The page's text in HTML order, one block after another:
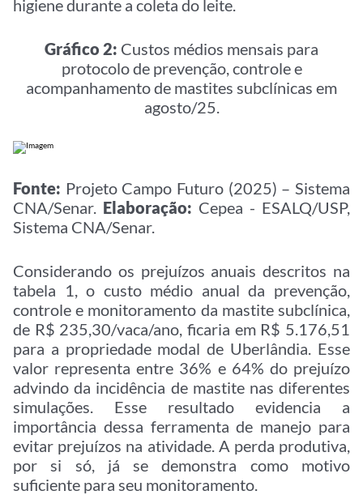
higiene durante a coleta do leite.
Gráfico 2: Custos médios mensais para
protocolo de prevenção, controle e
acompanhamento de mastites subclínicas em
agosto/25.
Fonte: Projeto Campo Futuro (2025) – Sistema
CNA/Senar. Elaboração: Cepea - ESALQ/USP,
Sistema CNA/Senar.
Considerando os prejuízos anuais descritos na
tabela 1, o custo médio anual da prevenção,
controle e monitoramento da mastite subclínica,
de R$ 235,30/vaca/ano, ficaria em R$ 5.176,51
para a propriedade modal de Uberlândia. Esse
valor representa entre 36% e 64% do prejuízo
advindo da incidência de mastite nas diferentes
simulações. Esse resultado evidencia a
importância dessa ferramenta de manejo para
evitar prejuízos na atividade. A perda produtiva,
por si só, já se demonstra como motivo
suficiente para seu monitoramento.